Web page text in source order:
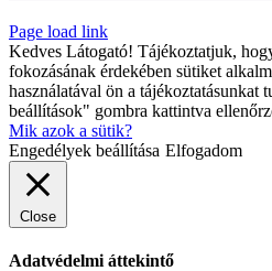
Page load link
Kedves Látogató! Tájékoztatjuk,
fokozásának érdekében sütiket
használatával ön a tájékoztatásunkat
beállítások" gombra kattintva
Mik azok a sütik?
Engedélyek beállítása Elfogadom
Close
Adatvédelmi áttekintő